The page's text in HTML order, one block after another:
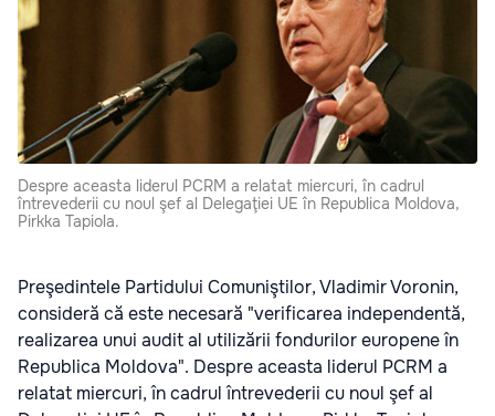
Despre aceasta liderul PCRM a relatat miercuri, în cadrul
întrevederii cu noul şef al Delegaţiei UE în Republica Moldova,
Pirkka Tapiola.
Preşedintele Partidului Comuniştilor, Vladimir Voronin,
consideră că este necesară "verificarea independentă,
realizarea unui audit al utilizării fondurilor europene în
Republica Moldova". Despre aceasta liderul PCRM a
relatat miercuri, în cadrul întrevederii cu noul şef al